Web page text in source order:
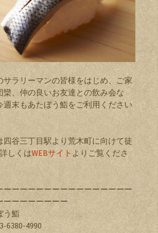
サラリーマンの皆様をはじめ、ご家
欒、仲の良いお友達との飲み会な
週末もあたぼう鮨をご利用ください
四谷三丁目駅より荒木町に向けて徒
しくはWEBサイト よりご覧くださ
ーーーーーーーーーーーーーーーー
ーーーーーーーー
う鮨
6380-4990